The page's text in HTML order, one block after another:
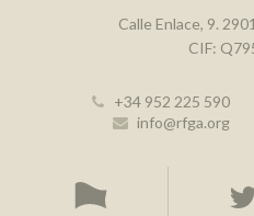
Calle Enlace, 9.
CIF:
+34 952 225 590
info@rfga.org